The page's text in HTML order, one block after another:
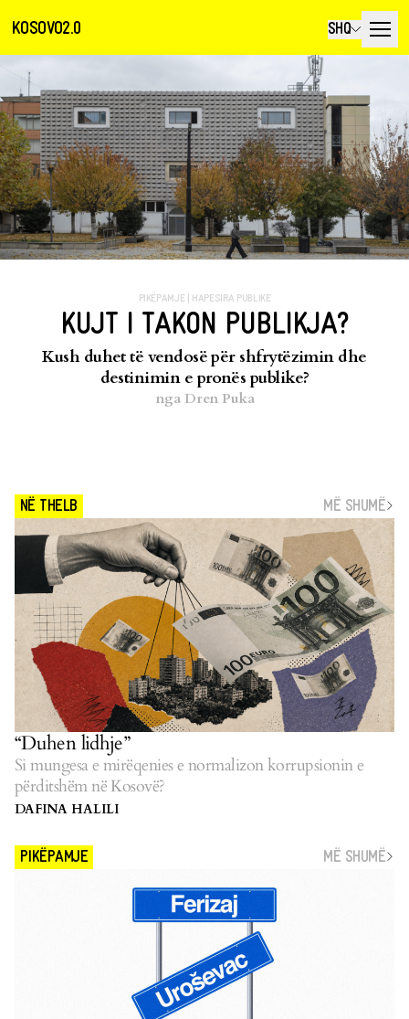
KOSOVO2.0 SHQ
PIKËPAMJE HAPESIRA PUBLIKE
KUJT I TAKON PUBLIKJA?
Kush duhet të vendosë për shfrytëzimin dhe
destinimin e pronës publike?
nga Dren Puka
NË THELB MË SHUMË
“Duhen lidhje”
Si mungesa e mirëqenies e normalizon korrupsionin e
përditshëm në Kosovë?
DAFINA HALILI
PIKËPAMJE MË SHUMË